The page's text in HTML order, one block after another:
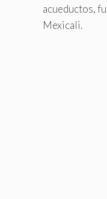
acueductos,
Mexicali.